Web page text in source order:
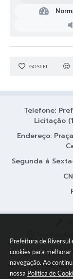
Prefeitura de Riversul
cookies para
navegação. Ao
nossa Política de
GOSTEI
Telefone:
Licitação
Endereço:
Segunda à
Copyright Instar - 2006-
Instar Tecnologia